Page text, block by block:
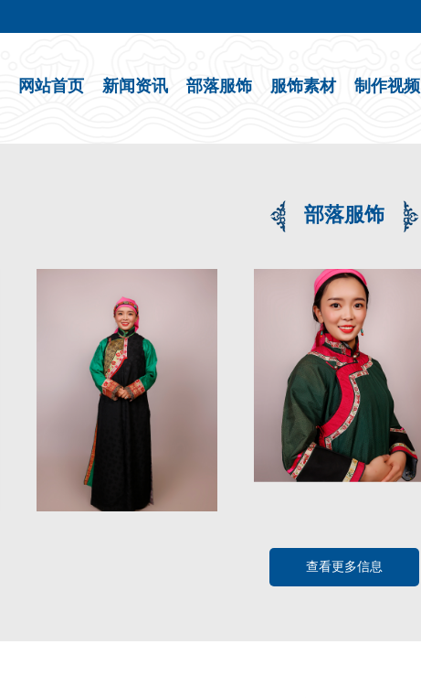
网站首页 新闻资讯 部落服饰 服饰素材 制作视频
部落服饰
查看更多信息